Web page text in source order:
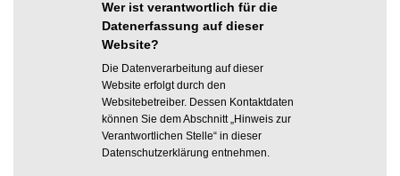
Wer ist verantwortlich für die
Datenerfassung auf dieser
Website?
Die Datenverarbeitung auf dieser
Website erfolgt durch den
Websitebetreiber. Dessen Kontaktdaten
können Sie dem Abschnitt „Hinweis zur
Verantwortlichen Stelle“ in dieser
Datenschutzerklärung entnehmen.